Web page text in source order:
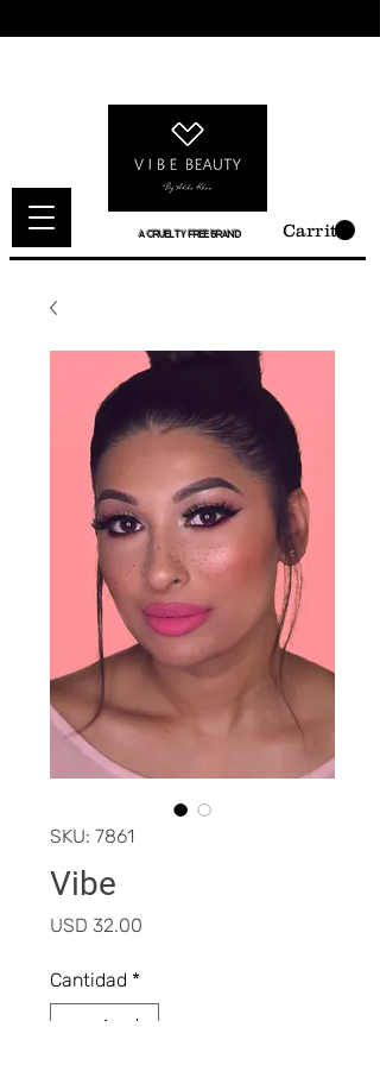
A CRUELTY FREE BRAND Carrito
SKU: 7861
Vibe
USD 32.00
Cantidad *